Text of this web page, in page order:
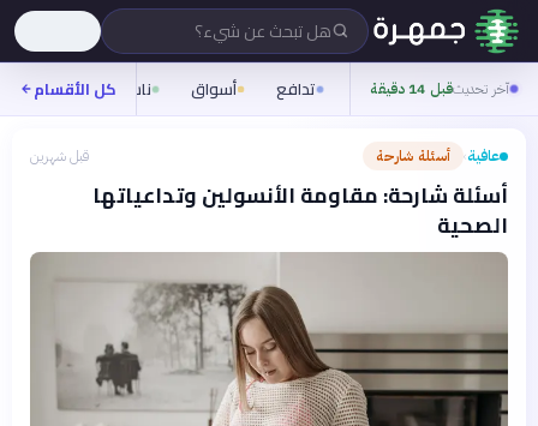
هل تبحث عن شيء؟
آخر تحديثقبل 14 دقيقة تدافع أسواق ناس روح
كل الأقسام
عافية› أسئلة شارحة قبل شهرين
أسئلة شارحة: مقاومة الأنسولين وتداعياتها
الصحية